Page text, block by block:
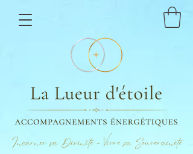
Incarner sa Divinité - Vivre sa Souveraineté